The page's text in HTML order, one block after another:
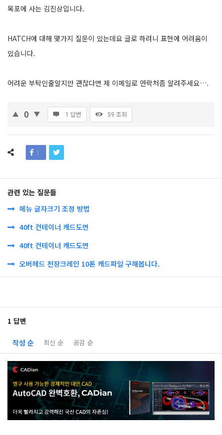
목포에 사는 김진상입니다.
HATCH에 대해 몇가지 질문이 있는데요 글로 하려니 표현에 어려움이
있습니다.
어려운 부탁인줄알지만 괜찮다면 제 이메일로 연락처좀 알려주세요….
0 1 답변 59 조회
관련 있는 질문들
메뉴 글자크기 조정 방법
40ft 컨테이너 캐드도면
40ft 컨테이너 캐드도면
오버헤드 천장크레인 10톤 캐드파일 구해봅니다.
1 답변
작성 순 최신 순 공감 순